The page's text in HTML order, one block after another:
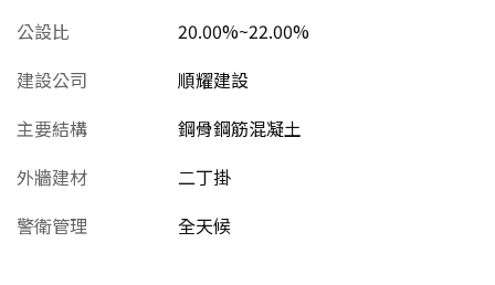
公設比
20.00%~22.00%
建設公司
順耀建設
主要結構
鋼骨鋼筋混凝土
外牆建材
二丁掛
警衛管理
全天候